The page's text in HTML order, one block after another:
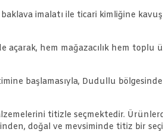
imalatı ile ticari kimliğine
açarak, hem mağazacılık hem
başlamasıyla, Dudullu
titizle seçmektedir.
doğal ve mevsiminde titiz bir